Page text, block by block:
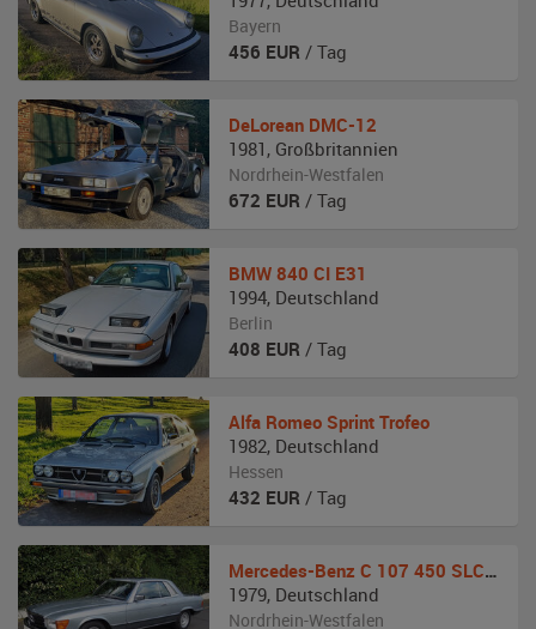
Bayern
456 EUR / Tag
DeLorean DMC-12
1981 , Großbritannien
Nordrhein-Westfalen
672 EUR / Tag
BMW 840 CI E31
1994, Deutschland
Berlin
408 EUR / Tag
Alfa Romeo Sprint Trofeo
1982, Deutschland
Hessen
432 EUR / Tag
Mercedes-Benz C 107 450 SLC 5.0
1979, Deutschland
Nordrhein-Westfalen